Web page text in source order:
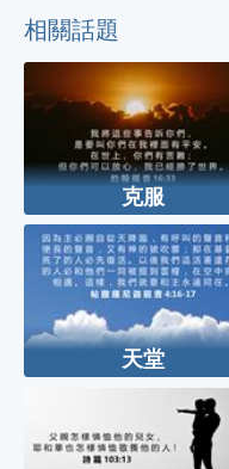
相關話題
克服
天堂